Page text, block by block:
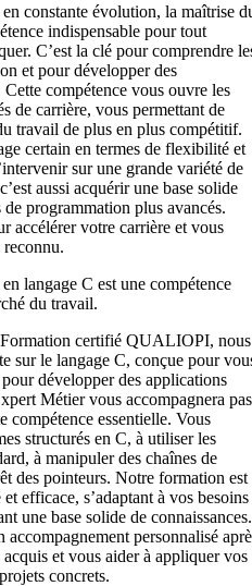
constante évolution, la maîtrise
indispensable pour tout
C’est la clé pour comprendre
et pour développer des
compétence vous ouvre les
de carrière, vous permettant de
travail de plus en plus compétitif.
certain en termes de flexibilité et
sur une grande variété de
aussi acquérir une base solide
programmation plus avancés.
accélérer votre carrière et vous
langage C est une compétence
du travail.
certifié QUALIOPI, nous
sur le langage C, conçue pour
développer des applications
Métier vous accompagnera pas
compétence essentielle. Vous
structurés en C, à utiliser les
à manipuler des chaînes de
des pointeurs. Notre formation est
efficace, s’adaptant à vos besoins
une base solide de connaissances.
accompagnement personnalisé
et vous aider à appliquer vos
concrets.